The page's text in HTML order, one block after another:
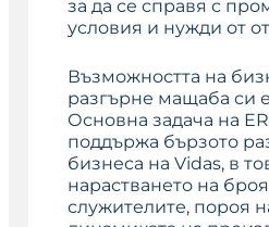
за да се справя с
условия и нужди от
Възможността на
разгърне мащаба си
Основна задача на
поддържа бързото
бизнеса на Vidas, в
нарастването на
служителите, пороя